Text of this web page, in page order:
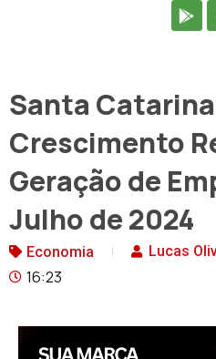
Santa
Crescimento
Geração de
Julho de 2024
Economia Lucas
16:23